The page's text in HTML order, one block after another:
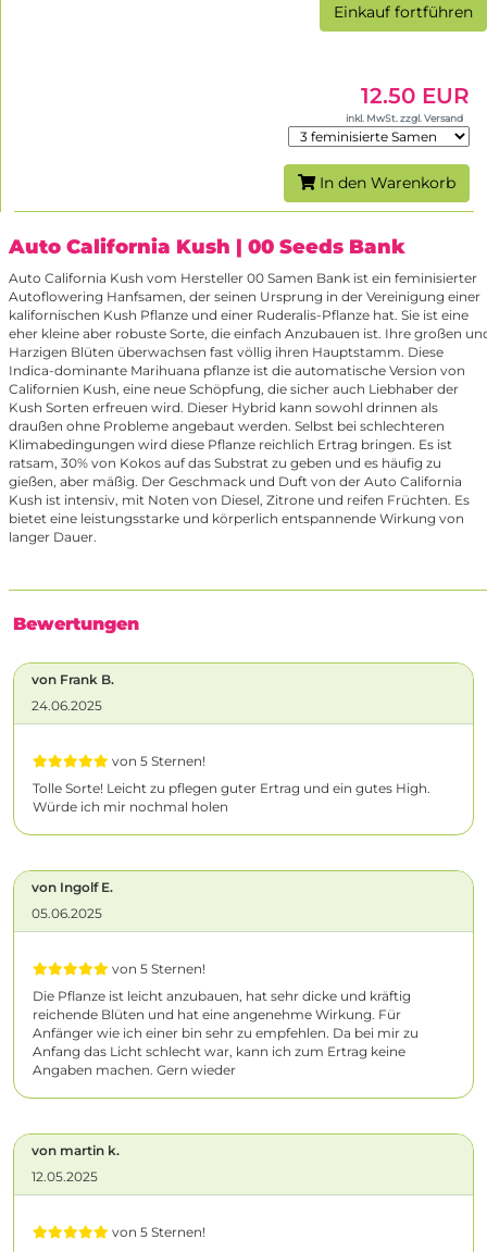
Einkauf fortführen
12.50 EUR
inkl. MwSt. zzgl. Versand
In den Warenkorb
Auto California Kush | 00 Seeds Bank
Auto California Kush vom Hersteller 00 Samen Bank ist ein feminisierter
Autoflowering Hanfsamen, der seinen Ursprung in der Vereinigung einer
kalifornischen Kush Pflanze und einer Ruderalis-Pflanze hat. Sie ist eine
eher kleine aber robuste Sorte, die einfach Anzubauen ist. Ihre großen
Harzigen Blüten überwachsen fast völlig ihren Hauptstamm. Diese
Indica-dominante Marihuana pflanze ist die automatische Version von
Californien Kush, eine neue Schöpfung, die sicher auch Liebhaber der
Kush Sorten erfreuen wird. Dieser Hybrid kann sowohl drinnen als
draußen ohne Probleme angebaut werden. Selbst bei schlechteren
Klimabedingungen wird diese Pflanze reichlich Ertrag bringen. Es ist
ratsam, 30% von Kokos auf das Substrat zu geben und es häufig zu
gießen, aber mäßig. Der Geschmack und Duft von der Auto California
Kush ist intensiv, mit Noten von Diesel, Zitrone und reifen Früchten. Es
bietet eine leistungsstarke und körperlich entspannende Wirkung von
langer Dauer.
Bewertungen
von Frank B.
24.06.2025
von 5 Sternen!
Tolle Sorte! Leicht zu pflegen guter Ertrag und ein gutes High.
Würde ich mir nochmal holen
von Ingolf E.
05.06.2025
von 5 Sternen!
Die Pflanze ist leicht anzubauen, hat sehr dicke und kräftig
reichende Blüten und hat eine angenehme Wirkung. Für
Anfänger wie ich einer bin sehr zu empfehlen. Da bei mir zu
Anfang das Licht schlecht war, kann ich zum Ertrag keine
Angaben machen. Gern wieder
von martin k.
12.05.2025
von 5 Sternen!